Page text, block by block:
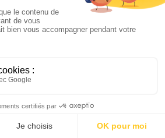
produits packshots à Basse-
galerie privée protégée par mot
possible de partager avec vos
et de télécharger.
un souvenir inoubliable de produit,
possible de commander des tirages
que des albums photos à des tarifs
privée.